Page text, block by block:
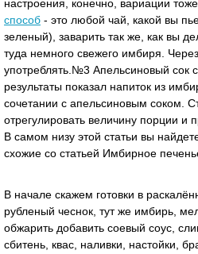
настроения, конечно, вариации
способ - это любой чай, какой вы
зеленый), заварить так же, как вы
туда немного свежего имбиря.
употреблять.№3 Апельсиновый сок с
результаты показал напиток из
сочетании с апельсиновым соком.
отрегулировать величину порции и
В самом низу этой статьи вы
схожие со статьей Имбирное
В начале скажем готовки в
рубленый чеснок, тут же имбирь,
обжарить добавить соевый соус,
сбитень, квас, наливки, настойки,